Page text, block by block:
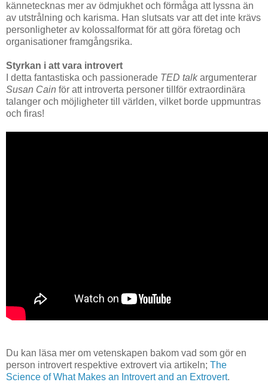
kännetecknas mer av ödmjukhet och förmåga att lyssna än
av utstrålning och karisma. Han slutsats var att det inte krävs
personligheter av kolossalformat för att göra företag och
organisationer framgångsrika.
Styrkan i att vara introvert
I detta fantastiska och passionerade TED talkargumenterar
Susan Cain för att introverta personer tillför extraordinära
talanger och möjligheter till världen, vilket borde uppmuntras
och firas!
Du kan läsa mer om vetenskapen bakom vad som gör en
person introvert respektive extrovert via artikeln; The
Science of What Makes an Introvert and an Extrovert.